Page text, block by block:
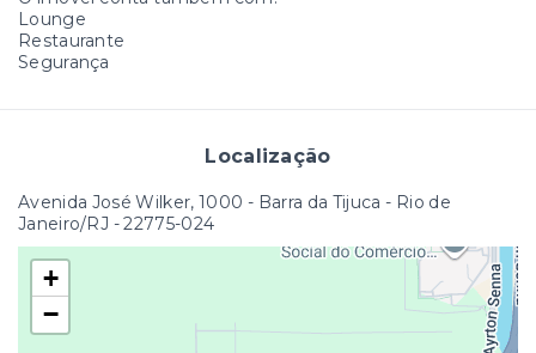
Lounge
Restaurante
Segurança
Localização
Avenida José Wilker, 1000 - Barra da Tijuca - Rio de
Janeiro/RJ - 22775-024
+
−